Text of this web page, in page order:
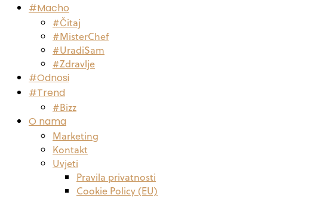
#Macho
#Čitaj
#MisterChef
#UradiSam
#Zdravlje
#Odnosi
#Trend
#Bizz
O nama
Marketing
Kontakt
Uvjeti
Pravila privatnosti
Cookie Policy (EU)